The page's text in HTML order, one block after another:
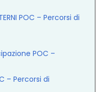
POC – Percorsi di
POC –
– Percorsi di